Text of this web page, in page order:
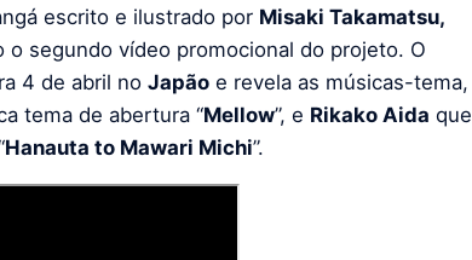
escrito e ilustrado por Misaki Takamatsu,
o segundo vídeo promocional do projeto. O
4 de abril no Japão e revela as músicas-tema,
tema de abertura “Mellow”, e Rikako Aida que
Hanauta to Mawari Michi”.